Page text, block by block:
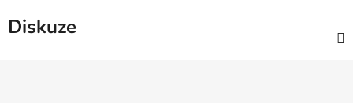
Diskuze